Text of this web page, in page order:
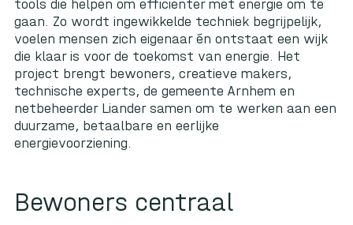
tools die helpen om efficiënter met energie om te
gaan. Zo wordt ingewikkelde techniek begrijpelijk,
voelen mensen zich eigenaar én ontstaat een wijk
die klaar is voor de toekomst van energie. Het
project brengt bewoners, creatieve makers,
technische experts, de gemeente Arnhem en
netbeheerder Liander samen om te werken aan een
duurzame, betaalbare en eerlijke
energievoorziening.
Bewoners centraal